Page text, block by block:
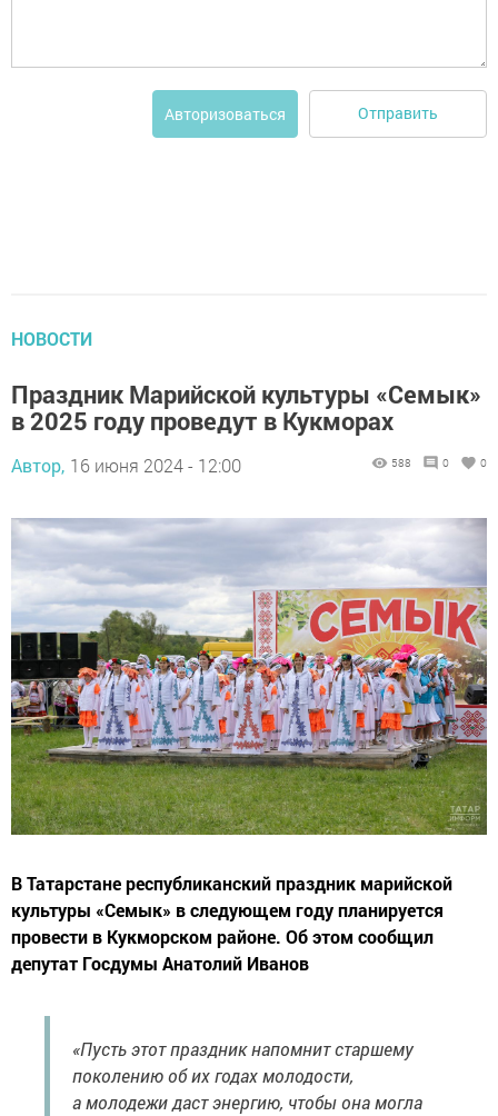
Авторизоваться Отправить
НОВОСТИ
Праздник Марийской культуры «Семык»
в 2025 году проведут в Кукморах
Автор, 16 июня 2024 - 12:00 588 0 0
В Татарстане республиканский праздник марийской
культуры «Семык» в следующем году планируется
провести в Кукморском районе. Об этом сообщил
депутат Госдумы Анатолий Иванов
«Пусть этот праздник напомнит старшему
поколению об их годах молодости,
а молодежи даст энергию, чтобы она могла